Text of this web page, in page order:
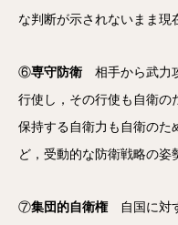
な判断が示されないまま現
⑥専守防衛 相手から武力
行使し，その行使も自衛の
保持する自衛力も自衛のた
ど，受動的な防衛戦略の姿
⑦集団的自衛権自国に対